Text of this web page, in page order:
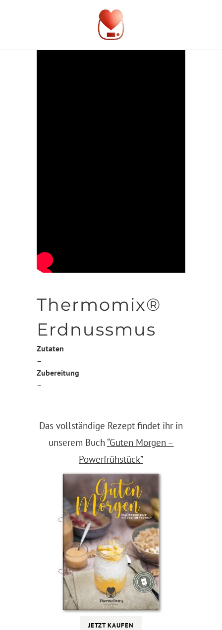
Thermomix®
Erdnussmus
Zutaten
–
Zubereitung
–
Das vollständige Rezept findet ihr in
unserem Buch “Guten Morgen –
Powerfrühstück”
JETZT KAUFEN